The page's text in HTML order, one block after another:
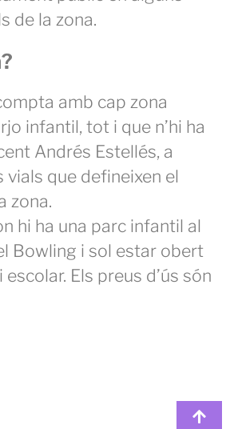
de la zona.
amb cap zona
infantil, tot i que n’hi ha
Andrés Estellés, a
vials que defineixen el
zona.
hi ha una parc infantil al
Bowling i sol estar obert
Els preus d’ús són